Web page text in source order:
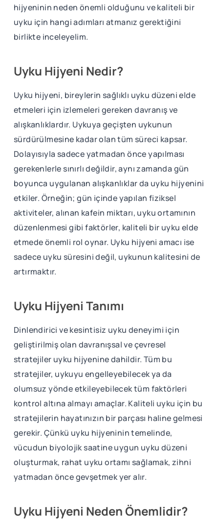
hijyeninin neden önemli olduğunu ve kaliteli bir
uyku için hangi adımları atmanız gerektiğini
birlikte inceleyelim.
Uyku Hijyeni Nedir?
Uyku hijyeni, bireylerin sağlıklı uyku düzeni elde
etmeleri için izlemeleri gereken davranış ve
alışkanlıklardır. Uykuya geçişten uykunun
sürdürülmesine kadar olan tüm süreci kapsar.
Dolayısıyla sadece yatmadan önce yapılması
gerekenlerle sınırlı değildir, aynı zamanda gün
boyunca uygulanan alışkanlıklar da uyku hijyenini
etkiler. Örneğin; gün içinde yapılan fiziksel
aktiviteler, alınan kafein miktarı, uyku ortamının
düzenlenmesi gibi faktörler, kaliteli bir uyku elde
etmede önemli rol oynar. Uyku hijyeni amacı ise
sadece uyku süresini değil, uykunun kalitesini de
artırmaktır.
Uyku Hijyeni Tanımı
Dinlendirici ve kesintisiz uyku deneyimi için
geliştirilmiş olan davranışsal ve çevresel
stratejiler uyku hijyenine dahildir. Tüm bu
stratejiler, uykuyu engelleyebilecek ya da
olumsuz yönde etkileyebilecek tüm faktörleri
kontrol altına almayı amaçlar. Kaliteli uyku için bu
stratejilerin hayatınızın bir parçası haline gelmesi
gerekir. Çünkü uyku hijyeninin temelinde,
vücudun biyolojik saatine uygun uyku düzeni
oluşturmak, rahat uyku ortamı sağlamak, zihni
yatmadan önce gevşetmek yer alır.
Uyku Hijyeni Neden Önemlidir?